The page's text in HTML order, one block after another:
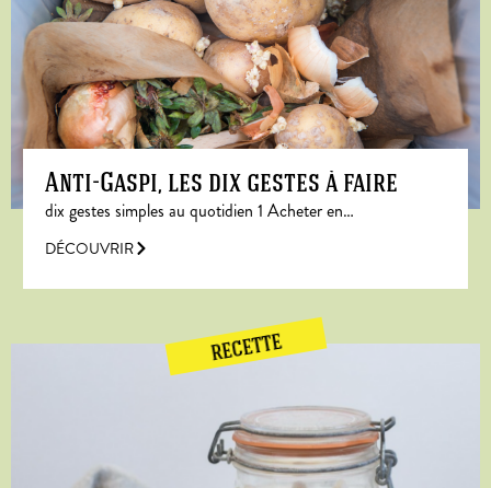
Anti-Gaspi, les dix gestes à faire
dix gestes simples au quotidien 1 Acheter en…
DÉCOUVRIR
RECETTE